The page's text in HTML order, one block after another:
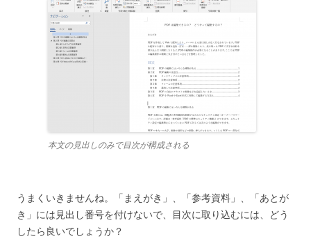
本文の見出しのみで目次が構成される
うまくいきませんね。「まえがき」、「参考資料」、「あとが
き」には見出し番号を付けないで、目次に取り込むには、どう
したら良いでしょうか？